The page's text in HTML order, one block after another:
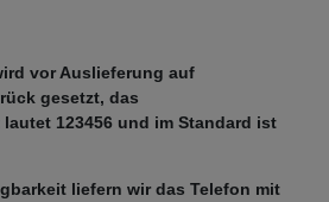
vor Auslieferung auf
gesetzt, das
123456 und im Standard ist
liefern wir das Telefon mit